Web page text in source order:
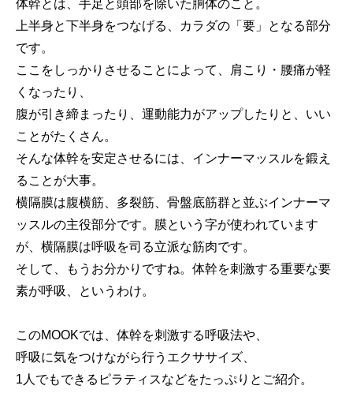
体幹とは、手足と頭部を除いた胴体のこと。
上半身と下半身をつなげる、カラダの「要」となる部分
です。
ここをしっかりさせることによって、肩こり・腰痛が軽
くなったり、
腹が引き締まったり、運動能力がアップしたりと、いい
ことがたくさん。
そんな体幹を安定させるには、インナーマッスルを鍛え
ることが大事。
横隔膜は腹横筋、多裂筋、骨盤底筋群と並ぶインナーマ
ッスルの主役部分です。膜という字が使われています
が、横隔膜は呼吸を司る立派な筋肉です。
そして、もうお分かりですね。体幹を刺激する重要な要
素が呼吸、というわけ。
このMOOKでは、体幹を刺激する呼吸法や、
呼吸に気をつけながら行うエクササイズ、
1人でもできるピラティスなどをたっぷりとご紹介。